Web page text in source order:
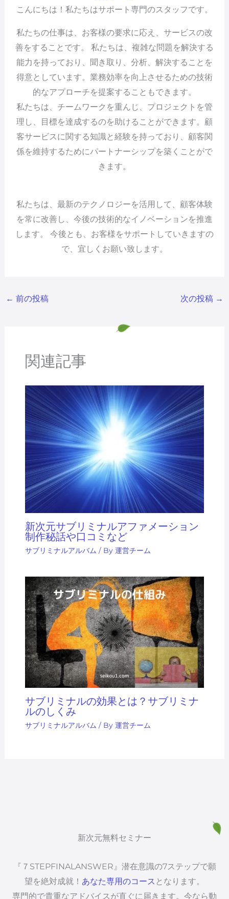
こんにちは！私たちはサポート専門のスタッフです。
私たちの仕事は、お客様の要求に応え、サービスの改
善をすることです。 私たちは、複雑な問題を解決する
能力を持っており、聞き取り、分析、解決することを
得意としています。業務効率を向上させるための技術
的なアプローチを提案することもできます。
私たちは、チームワークを重んじ、プロジェクトを管
理し、目標を達成するのを助けることができます。顧
客サービスに関する知識と経験を持っており、顧客関
係を維持するためにパートナーシップを築くことがで
きます。
私たちは、最新のテクノロジーを活用して、顧客体験
を常に改善し、今後の技術的なイノベーションを推進
します。 今後とも、お客様をサポートしていきますの
で、宜しくお願い致します。
← 前の投稿 次の投稿 →
関連記事
新次元サブリミナルアファメーション
制作秘話や口コミなど
サブリミナルアルバム / By 運営チーム
サブリミナルの効果とは？サブリミナ
ルのしくみ
サブリミナルアルバム / By 運営チーム
新次元無料セミナー
『７STEPFINALANSWER』潜在意識の7ステップで願
望を絶対成就！ あなた専用のコース となります。
専門的で貴重なアドバイスが直ぐに届きます。今なら動